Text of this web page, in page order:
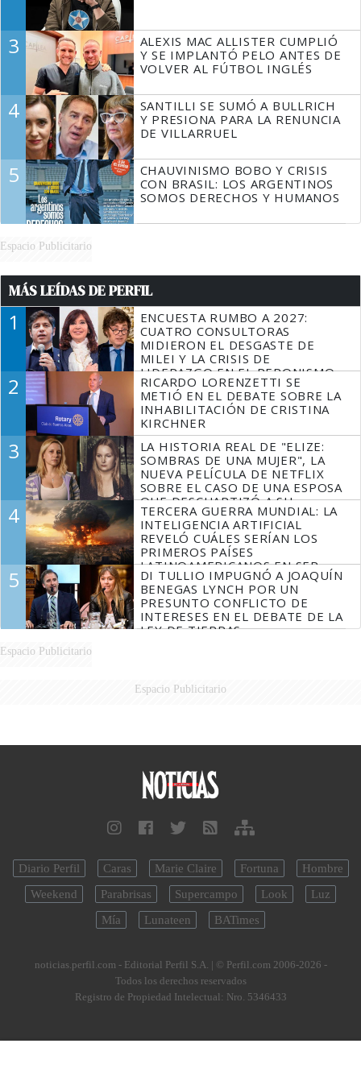
3
ALEXIS MAC ALLISTER CUMPLIÓ
Y SE IMPLANTÓ PELO ANTES DE
VOLVER AL FÚTBOL INGLÉS
4
SANTILLI SE SUMÓ A BULLRICH
Y PRESIONA PARA LA RENUNCIA
DE VILLARRUEL
5
CHAUVINISMO BOBO Y CRISIS
CON BRASIL: LOS ARGENTINOS
SOMOS DERECHOS Y HUMANOS
Espacio Publicitario
MÁS LEÍDAS DE PERFIL
1
ENCUESTA RUMBO A 2027:
CUATRO CONSULTORAS
MIDIERON EL DESGASTE DE
MILEI Y LA CRISIS DE
LIDERAZGO EN EL PERONISMO
2
RICARDO LORENZETTI SE
METIÓ EN EL DEBATE SOBRE LA
INHABILITACIÓN DE CRISTINA
KIRCHNER
3
LA HISTORIA REAL DE "ELIZE:
SOMBRAS DE UNA MUJER", LA
NUEVA PELÍCULA DE NETFLIX
SOBRE EL CASO DE UNA ESPOSA
QUE DESCUARTIZÓ A SU
MARIDO
4
TERCERA GUERRA MUNDIAL: LA
INTELIGENCIA ARTIFICIAL
REVELÓ CUÁLES SERÍAN LOS
PRIMEROS PAÍSES
LATINOAMERICANOS EN SER
DERROTADOS
5
DI TULLIO IMPUGNÓ A JOAQUÍN
BENEGAS LYNCH POR UN
PRESUNTO CONFLICTO DE
INTERESES EN EL DEBATE DE LA
LEY DE TIERRAS
Espacio Publicitario
Espacio Publicitario
Diario Perfil Caras Marie Claire Fortuna
Hombre
Weekend
Parabrisas Supercampo Look
Luz
Mía
Lunateen BATimes
noticias.perfil.com - Editorial Perfil S.A. | © Perfil.com 2006-2026 -
Todos los derechos reservados
Registro de Propiedad Intelectual: Nro. 5346433